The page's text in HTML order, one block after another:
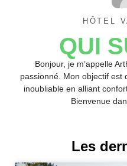
HÔTEL
QUI
Bonjour, je m’appelle
passionné. Mon objectif est
inoubliable en alliant
Bienvenue
Les